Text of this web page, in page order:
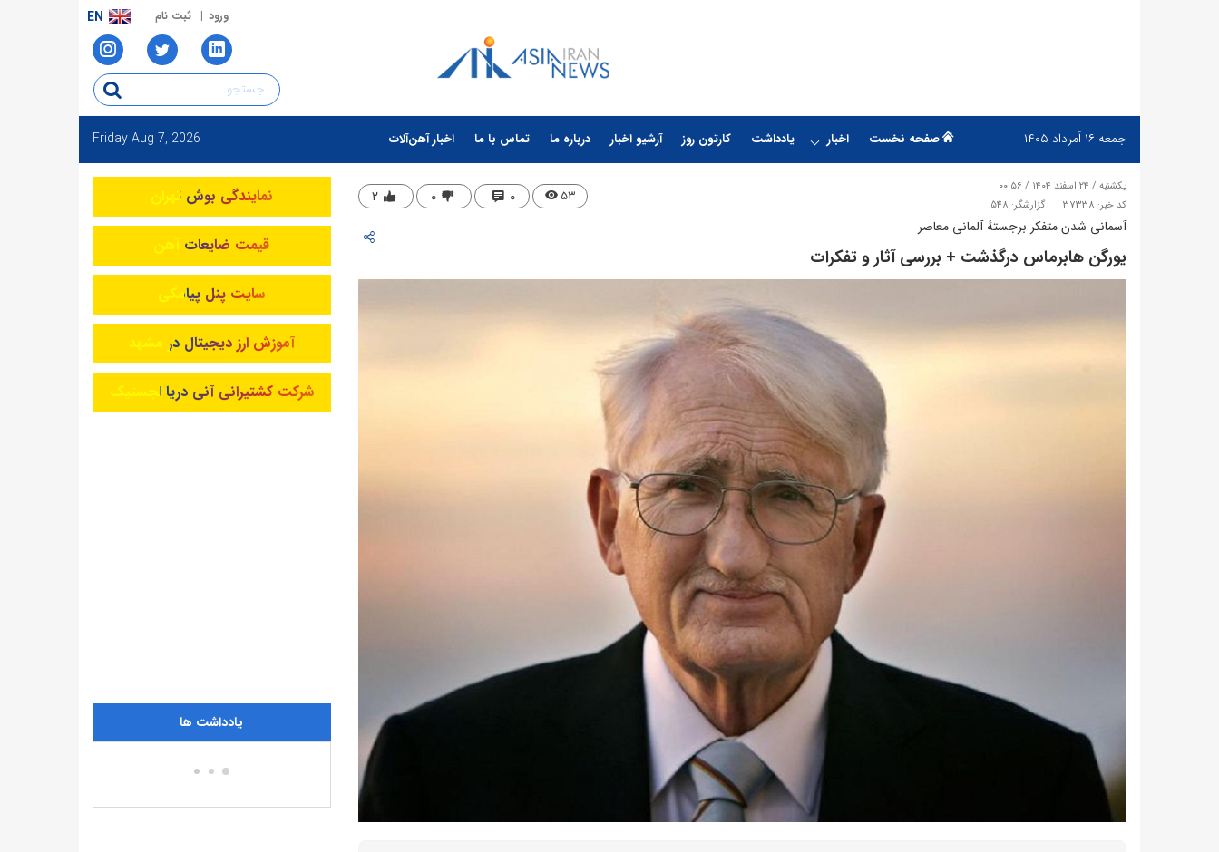
ورود ثبت نام EN
جمعه ۱۶ اَمرداد ۱۴۰۵ صفحه نخست اخبار یادداشت کارتون روز آرشیو اخبار درباره ما تماس با ما اخبار آهن‌آلات FridayAug 7, 2026
یکشنبه / ۲۴ اسفند ۱۴۰۴ / ۰۰:۵۶
کد خبر: 37338
گزارشگر: 548 ۵۳ ۰ ۰ ۲
آسمانی شدن متفکر برجستهٔ آلمانی معاصر
یورگن هابرماس درگذشت + بررسی آثار و تفکرات
نمایندگی بوش تهران
قیمت ضایعات آهن
سایت پنل پیامکی
آموزش ارز دیجیتال در مشهد
شرکت کشتیرانی آنی دریا لجستیک
یادداشت ها